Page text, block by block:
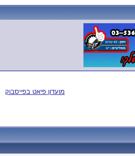
מועדון פיאט בפייסבוק